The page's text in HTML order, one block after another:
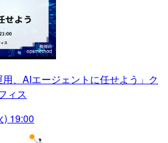
、AIエージェントに任せよう」ク
ィス
) 19:00